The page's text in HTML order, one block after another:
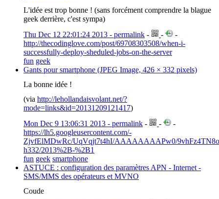
L'idée est trop bonne ! (sans forcément comprendre la blague
geek derrière, c'est sympa)
Thu Dec 12 22:01:24 2013 - permalink - -
-
http://thecodinglove.com/post/69708303508/when-i-
successfully-deploy-sheduled-jobs-on-the-server
fun geek
Gants pour smartphone (JPEG Image, 426 × 332 pixels)
La bonne idée !
(via http://lehollandaisvolant.net/?
mode=links&id=20131209121417)
Mon Dec 9 13:06:31 2013 - permalink - -
-
https://lh5.googleusercontent.com/-
ZjvfElMDwRc/UqVqjt7t4hI/AAAAAAAAPw0/
h332/2013%2B-%2B1
fun geek smartphone
ASTUCE : configuration des paramètres APN - Internet -
SMS/MMS des opérateurs et MVNO
Coude